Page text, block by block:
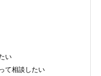
い
て相談したい